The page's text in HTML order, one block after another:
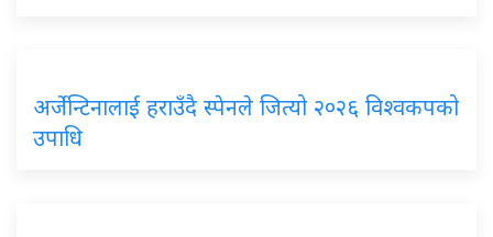
अर्जेन्टिनालाई हराउँदै स्पेनले जित्यो २०२६ विश्वकपको
उपाधि